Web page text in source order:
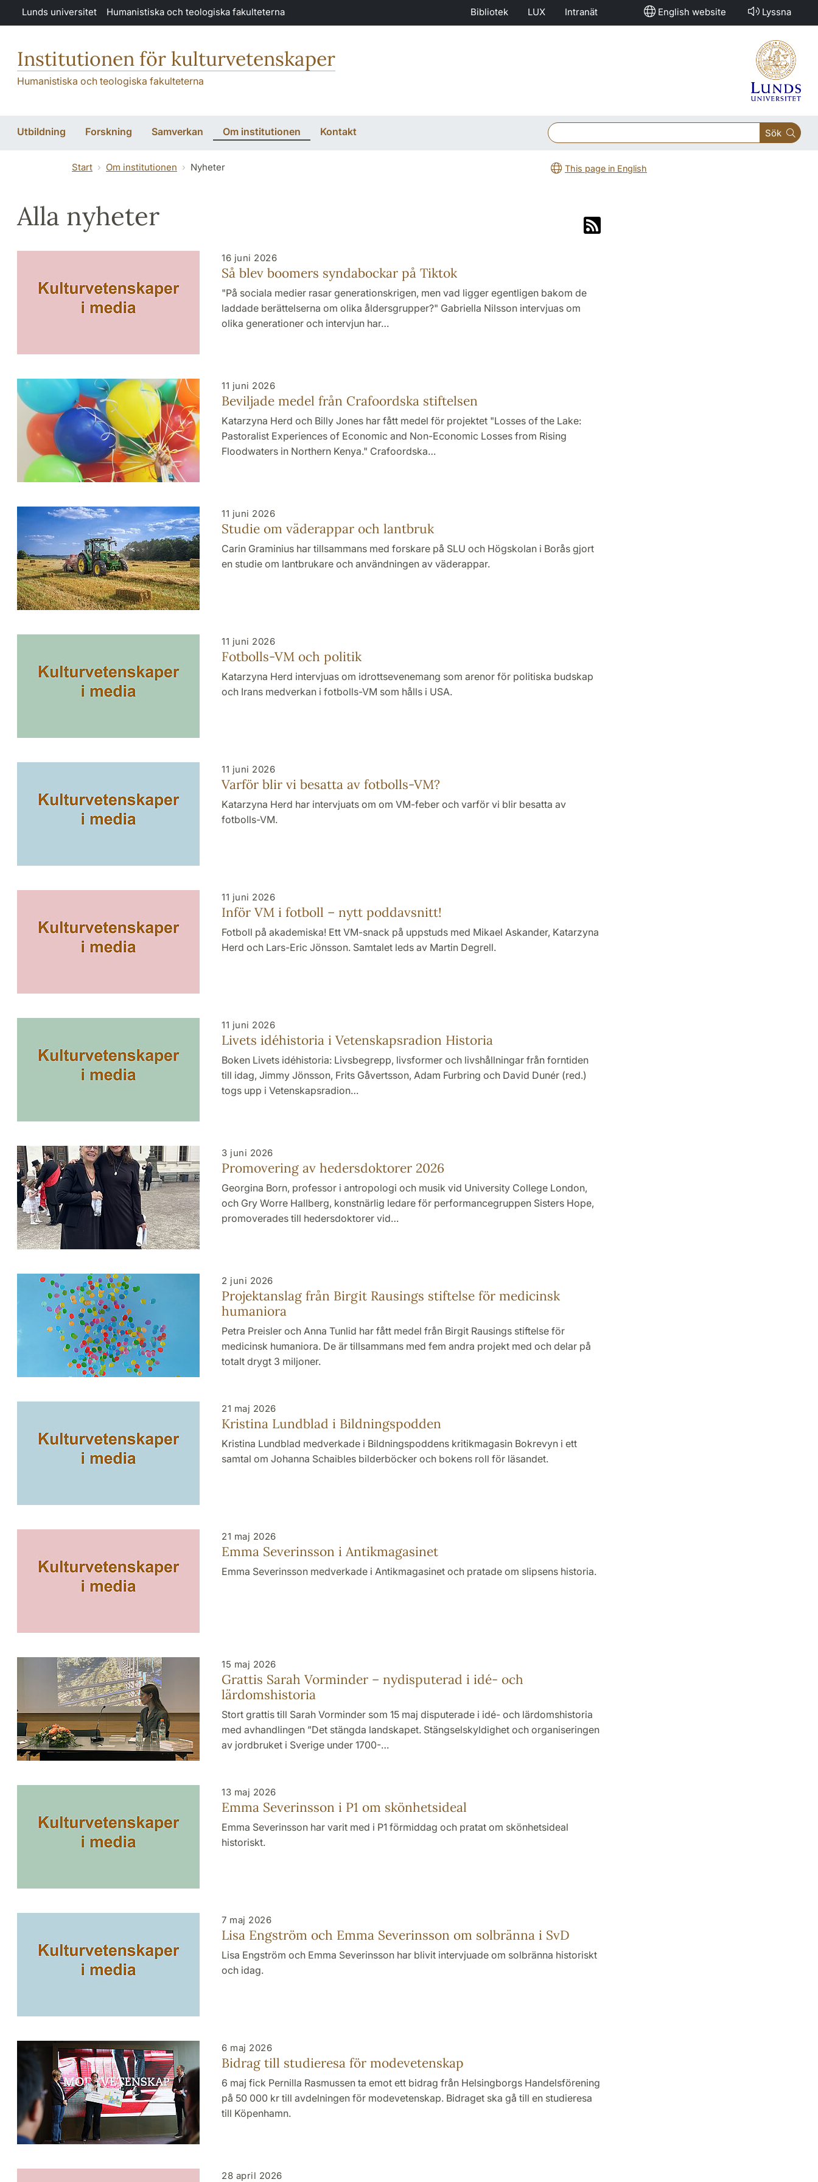
Hoppa till huvudinnehåll
Lunds universitet Humanistiska och teologiska fakulteterna Bibliotek LUX Intranät English website Lyssna
Institutionen för kulturvetenskaper
Humanistiska och teologiska fakulteterna
Utbildning Forskning Samverkan Om institutionen Kontakt Sök
Start Om institutionen Nyheter This page in English
Alla nyheter
16 juni 2026
Så blev boomers syndabockar på Tiktok
"På sociala medier rasar generationskrigen, men vad ligger egentligen bakom de
laddade berättelserna om olika åldersgrupper?" Gabriella Nilsson intervjuas om
olika generationer och intervjun har…
11 juni 2026
Beviljade medel från Crafoordska stiftelsen
Katarzyna Herd och Billy Jones har fått medel för projektet "Losses of the Lake:
Pastoralist Experiences of Economic and Non-Economic Losses from Rising
Floodwaters in Northern Kenya." Crafoordska…
11 juni 2026
Studie om väderappar och lantbruk
Carin Graminius har tillsammans med forskare på SLU och Högskolan i Borås gjort
en studie om lantbrukare och användningen av väderappar.
11 juni 2026
Fotbolls-VM och politik
Katarzyna Herd intervjuas om idrottsevenemang som arenor för politiska budskap
och Irans medverkan i fotbolls-VM som hålls i USA.
11 juni 2026
Varför blir vi besatta av fotbolls-VM?
Katarzyna Herd har intervjuats om om VM-feber och varför vi blir besatta av
fotbolls-VM.
11 juni 2026
Inför VM i fotboll – nytt poddavsnitt!
Fotboll på akademiska! Ett VM-snack på uppstuds med Mikael Askander, Katarzyna
Herd och Lars-Eric Jönsson. Samtalet leds av Martin Degrell.
11 juni 2026
Livets idéhistoria i Vetenskapsradion Historia
Boken Livets idéhistoria: Livsbegrepp, livsformer och livshållningar från forntiden
till idag, Jimmy Jönsson, Frits Gåvertsson, Adam Furbring och David Dunér (red.)
togs upp i Vetenskapsradion…
3 juni 2026
Promovering av hedersdoktorer 2026
Georgina Born, professor i antropologi och musik vid University College London,
och Gry Worre Hallberg, konstnärlig ledare för performancegruppen Sisters Hope,
promoverades till hedersdoktorer vid…
2 juni 2026
Projektanslag från Birgit Rausings stiftelse för medicinsk
humaniora
Petra Preisler och Anna Tunlid har fått medel från Birgit Rausings stiftelse för
medicinsk humaniora. De är tillsammans med fem andra projekt med och delar på
totalt drygt 3 miljoner.
21 maj 2026
Kristina Lundblad i Bildnings­podden
Kristina Lundblad medverkade i Bildningspoddens kritikmagasin Bokrevyn i ett
samtal om Johanna Schaibles bilderböcker och bokens roll för läsandet.
21 maj 2026
Emma Severinsson i Antikmagasinet
Emma Severinsson medverkade i Antikmagasinet och pratade om slipsens historia.
15 maj 2026
Grattis Sarah Vorminder – nydisputerad i idé- och
lärdomshistoria
Stort grattis till Sarah Vorminder som 15 maj disputerade i idé- och lärdomshistoria
med avhandlingen ”Det stängda landskapet. Stängselskyldighet och organiseringen
av jordbruket i Sverige under 1700-…
13 maj 2026
Emma Severinsson i P1 om skönhetsideal
Emma Severinsson har varit med i P1 förmiddag och pratat om skönhetsideal
historiskt.
7 maj 2026
Lisa Engström och Emma Severinsson om solbränna i SvD
Lisa Engström och Emma Severinsson har blivit intervjuade om solbränna historiskt
och idag.
6 maj 2026
Bidrag till studieresa för modevetenskap
6 maj fick Pernilla Rasmussen ta emot ett bidrag från Helsingborgs Handelsförening
på 50 000 kr till avdelningen för modevetenskap. Bidraget ska gå till en studieresa
till Köpenhamn.
28 april 2026